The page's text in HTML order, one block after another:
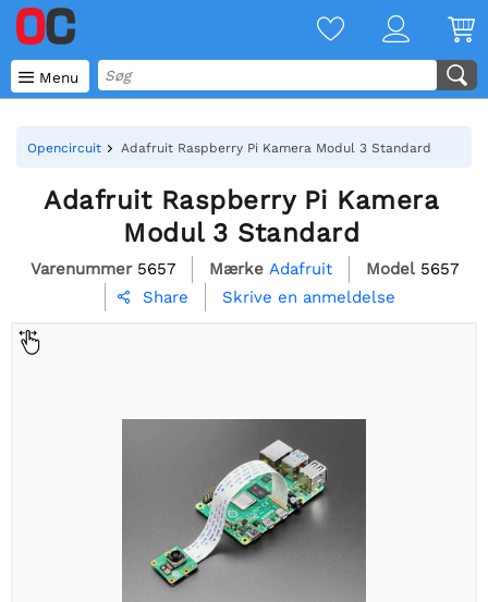
 Menu
Opencircuit Adafruit Raspberry Pi Kamera Modul 3 Standard
Adafruit Raspberry Pi Kamera
Modul 3 Standard
Varenummer 5657 Mærke Adafruit Model 5657
 Share Skrive en anmeldelse